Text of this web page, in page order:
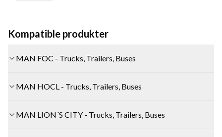
Kompatible produkter
MAN FOC - Trucks, Trailers, Buses
MAN HOCL - Trucks, Trailers, Buses
MAN LION´S CITY - Trucks, Trailers, Buses